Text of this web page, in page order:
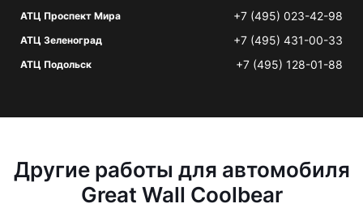
АТЦ Проспект Мира +7 (495) 023-42-98
АТЦ Зеленоград +7 (495) 431-00-33
АТЦ Подольск +7 (495) 128-01-88
Другие работы для автомобиля
Great Wall Coolbear